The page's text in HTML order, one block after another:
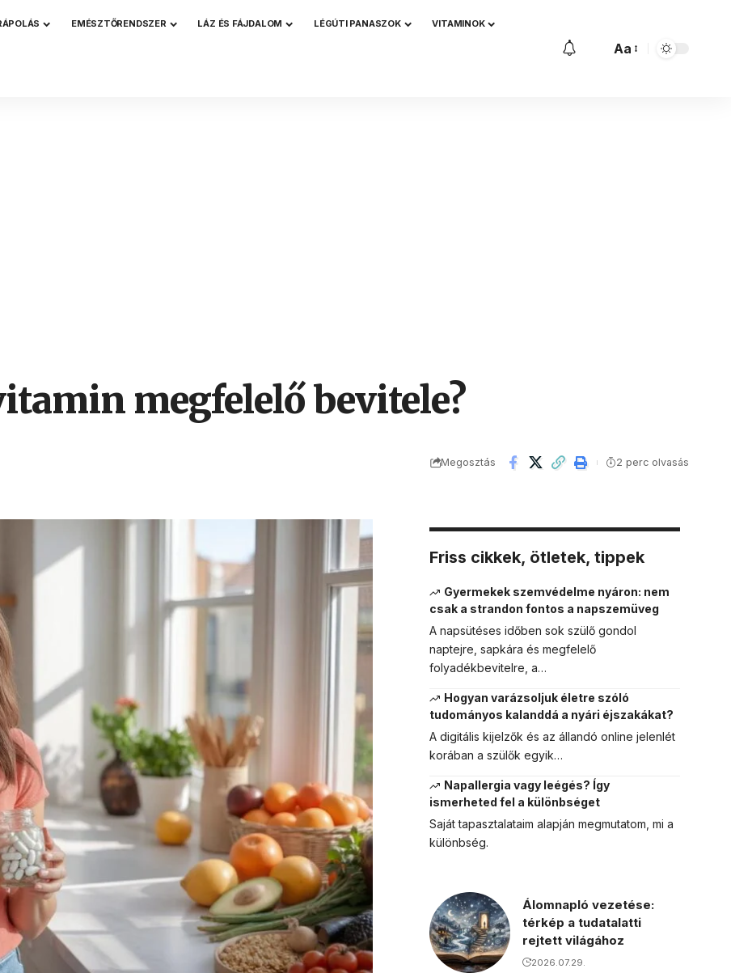
EMÉSZTŐRENDSZER LÁZ ÉS FÁJDALOM LÉGÚTI PANASZOK VITAMINOK
Aa
megfelelő bevitele?
Megosztás 2 perc olvasás
Friss cikkek, ötletek, tippek
Gyermekek szemvédelme nyáron: nem
csak a strandon fontos a napszemüveg
A napsütéses időben sok szülő gondol
naptejre, sapkára és megfelelő
folyadékbevitelre, a…
Hogyan varázsoljuk életre szóló
tudományos kalanddá a nyári éjszakákat?
A digitális kijelzők és az állandó online jelenlét
korában a szülők egyik…
Napallergia vagy leégés? Így
ismerheted fel a különbséget
Saját tapasztalataim alapján megmutatom, mi a
különbség.
Álomnapló vezetése:
térkép a tudatalatti
rejtett világához
2026.07.29.